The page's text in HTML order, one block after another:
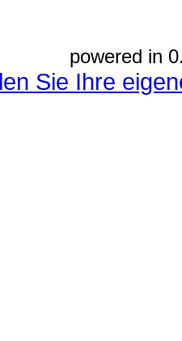
powered in
Sie Ihre